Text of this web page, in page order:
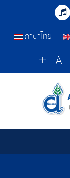
ภาษาไทย